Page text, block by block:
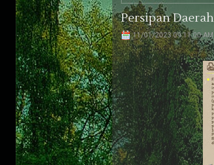
Persipan
11/01/2023 09:11:00 AM